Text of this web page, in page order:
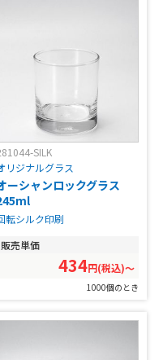
SILK
リジナルグラス
ーシャンロックグラス
転シルク印刷
販売単価
434円(税込)〜
1000個のとき